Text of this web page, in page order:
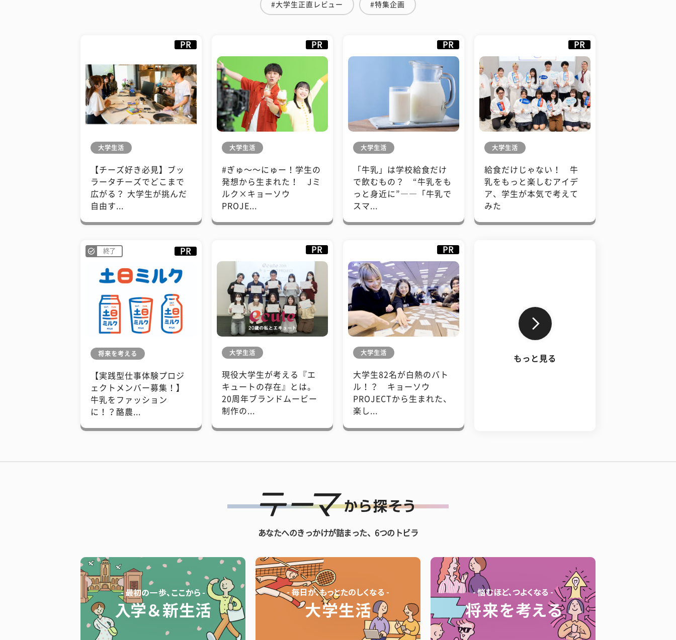
#大学生正直レビュー #特集企画
PR
大学生活
【チーズ好き必見】ブッ
ラータチーズでどこまで
広がる？ 大学生が挑んだ
自由す...
PR
大学生活
#ぎゅ〜〜にゅー！学生の
発想から生まれた！ Jミ
ルク×キョーソウ
PROJE...
PR
大学生活
「牛乳」は学校給食だけ
で飲むもの？ “牛乳をも
っと身近に”――「牛乳で
スマ...
PR
大学生活
給食だけじゃない！ 牛
乳をもっと楽しむアイデ
ア、学生が本気で考えて
みた
終了 PR
将来を考える
【実践型仕事体験プロジ
ェクトメンバー募集！】
牛乳をファッション
に！？酪農...
PR
大学生活
現役大学生が考える『エ
キュートの存在』とは。
20周年ブランドムービー
制作の...
PR
大学生活
大学生82名が白熱のバト
ル！？ キョーソウ
PROJECTから生まれた、
楽し...
もっと見る
あなたへのきっかけが詰まった、6つのトビラ